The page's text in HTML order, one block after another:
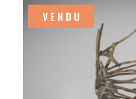
V E N D U